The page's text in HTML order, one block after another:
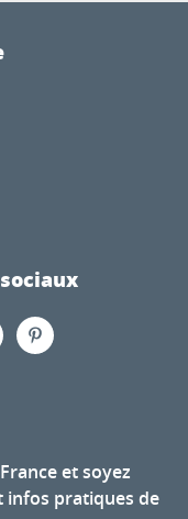
et soyez
infos pratiques de